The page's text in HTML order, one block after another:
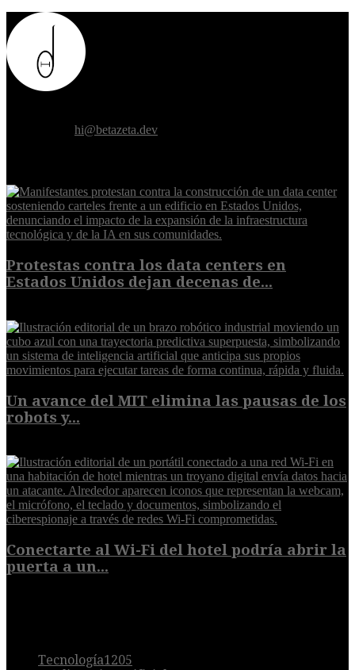
hi@betazeta.dev
Protestas contra los data centers en
Estados Unidos dejan decenas de...
Un avance del MIT elimina las pausas de los
robots y...
Conectarte al Wi-Fi del hotel podría abrir la
puerta a un...
Tecnología1205